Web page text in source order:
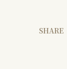
SHARE